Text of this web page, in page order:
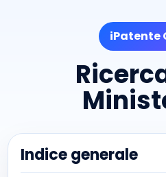
iPatente
Indice generale